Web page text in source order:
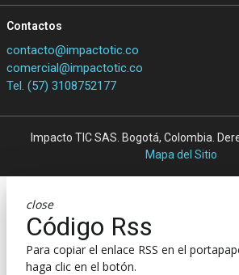
Contactos
contacto@impactotic.co
comercial@impactotic.co
Tel. (57) 3108752177
Impacto TIC SAS. Bogotá, Colombia.
Mapa del Sitio
close
Código Rss
Para copiar el enlace RSS en el
haga clic en el botón.